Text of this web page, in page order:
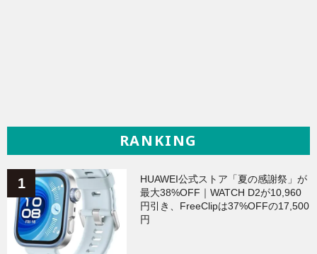
RANKING
HUAWEI公式ストア「夏の感謝祭」が
最大38%OFF｜WATCH D2が10,960
円引き、FreeClipは37%OFFの17,500
円